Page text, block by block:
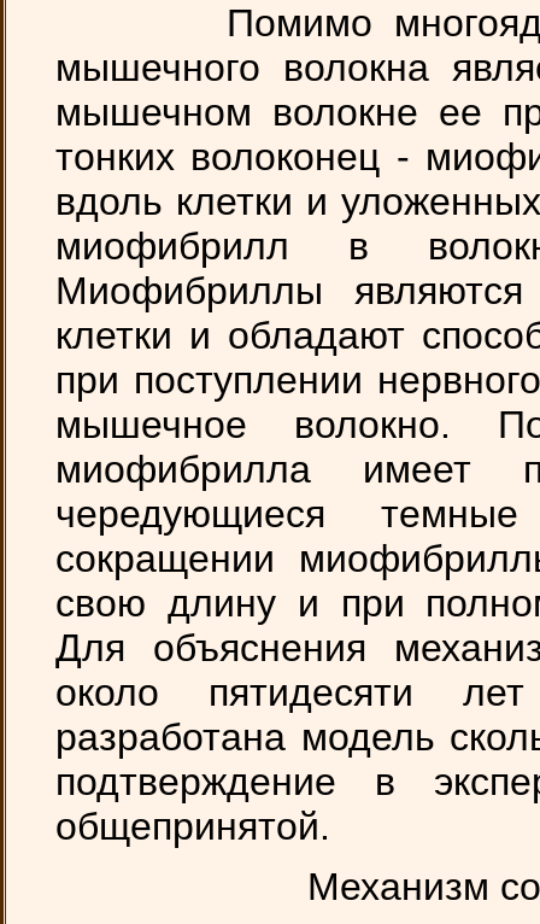
Помимо
мышечного волокна
мышечном волокне ее
тонких волоконец -
вдоль клетки и
миофибрилл в
Миофибриллы являются
клетки и обладают
при поступлении
мышечное волокно.
миофибрилла имеет
чередующиеся
сокращении
свою длину и при
Для объяснения
около пятидесяти
разработана модель
подтверждение в
общепринятой.
Механизм